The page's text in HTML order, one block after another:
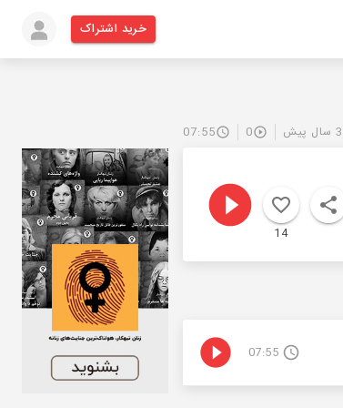
خرید اشتراک
3 سال پیش 0
07:55
14
07:55